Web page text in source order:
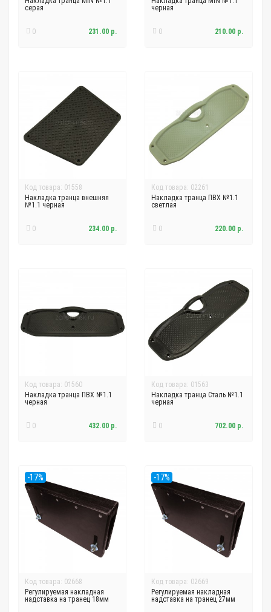
серая
0 231.00 р.
черная
0 210.00 р.
Код товара: 01558
Накладка транца внешняя
№1.1 черная
0 234.00 р.
Код товара: 02261
Накладка транца ПВХ №1.1
светлая
0 220.00 р.
Код товара: 01560
Накладка транца ПВХ №1.1
черная
0 432.00 р.
Код товара: 01563
Накладка транца Сталь №1.1
черная
0 702.00 р.
-17%
Код товара: 02668
Регулируемая накладная
надставка на транец 18мм
-17%
Код товара: 02669
Регулируемая накладная
надставка на транец 27мм